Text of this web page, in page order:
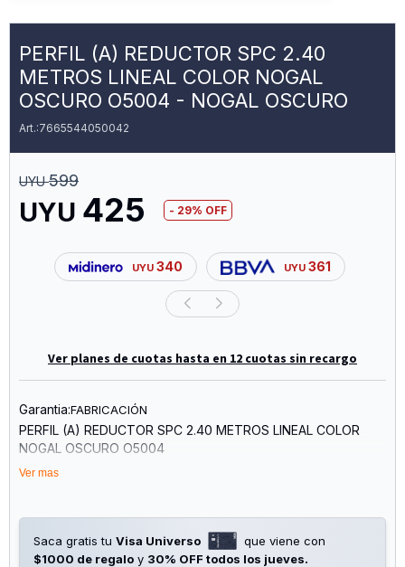
PERFIL (A) REDUCTOR SPC 2.40
METROS LINEAL COLOR NOGAL
OSCURO O5004 - NOGAL OSCURO
7665544050042
UYU 425
UYU 599
29
UYU 340 UYU 361
Ver planes de cuotas hasta en 12 cuotas sin recargo
Garantia:FABRICACIÓN
PERFIL (A) REDUCTOR SPC 2.40 METROS LINEAL COLOR
NOGAL OSCURO O5004
Ver mas
Saca gratis tu Visa Universo
que viene con
$1000 de regalo y 30% OFF todos los jueves.